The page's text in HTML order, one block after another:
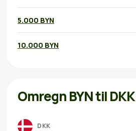
5.000 BYN
10.000 BYN
Omregn BYN til DKK
DKK